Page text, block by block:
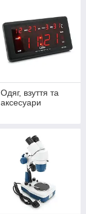
Одяг, взуття та
аксесуари